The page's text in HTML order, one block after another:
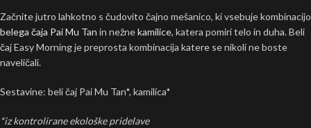
Začnite jutro lahkotno s čudovito čajno mešanico, ki vsebuje kombinacijo
belega čaja Pai Mu Tan in nežnekamilice, katera pomiri telo in duha. Beli
čaj Easy Morning je preprosta kombinacija katere se nikoli ne boste
naveličali.
Sestavine: beli čaj Pai Mu Tan*, kamilica*
*iz kontrolirane ekološke pridelave